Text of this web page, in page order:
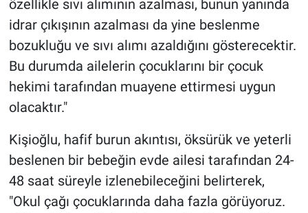
özellikle sıvı alımının azalması, bunun yanında
idrar çıkışının azalması da yine beslenme
bozukluğu ve sıvı alımı azaldığını gösterecektir.
Bu durumda ailelerin çocuklarını bir çocuk
hekimi tarafından muayene ettirmesi uygun
olacaktır."
Kişioğlu, hafif burun akıntısı, öksürük ve yeterli
beslenen bir bebeğin evde ailesi tarafından 24-
48 saat süreyle izlenebileceğini belirterek,
"Okul çağı çocuklarında daha fazla görüyoruz.